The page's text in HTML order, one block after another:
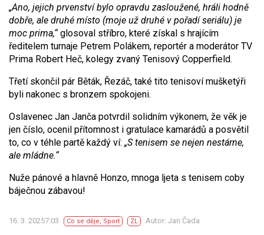
„Ano, jejich prvenství bylo opravdu zasloužené, hráli hodně
dobře, ale druhé místo (moje už druhé v pořadí seriálu) je
moc prima,“glosoval stříbro, které získal s hrajícím
ředitelem turnaje Petrem Polákem, reportér a moderátor TV
Prima Robert Heč, kolegy zvaný Tenisový Copperfield.
Třetí skončil pár Běták, Řezáč, také tito tenisoví mušketýři
byli nakonec s bronzem spokojeni.
Oslavenec Jan Janča potvrdil solidním výkonem, že věk je
jen číslo, ocenil přítomnost i gratulace kamarádů a posvětil
to, co v téhle partě každý ví: „S tenisem se nejen nestárne,
ale mládne.“
Nuže pánové a hlavně Honzo, mnoga ljeta s tenisem coby
báječnou zábavou!
16. 3. 20257:03 Co se děje, Sport ZL Autor: Jan Čada